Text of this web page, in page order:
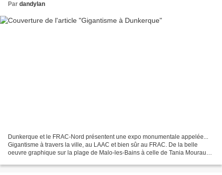
Par dandylan
Dunkerque et le FRAC-Nord présentent une expo monumentale appelée...
Gigantisme à travers la ville, au LAAC et bien sûr au FRAC. De la belle
oeuvre graphique sur la plage de Malo-les-Bains à celle de Tania Mouraud